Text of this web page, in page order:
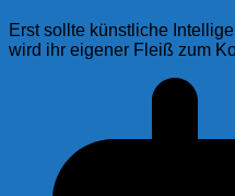
Erst sollte künstliche
wird ihr eigener Fleiß zum